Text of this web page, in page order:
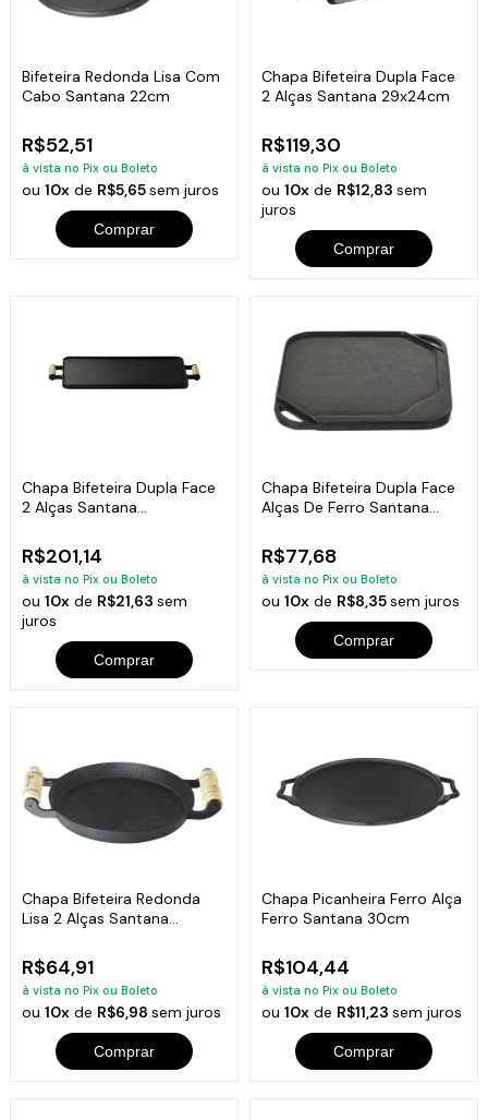
Bifeteira Redonda Lisa Com
Cabo Santana 22cm
R$52,51
à vista no Pix ou Boleto
ou10x de R$5,65sem juros
Comprar
Chapa Bifeteira Dupla Face
2 Alças Santana 29x24cm
R$119,30
à vista no Pix ou Boleto
ou 10xde R$12,83 sem
juros
Comprar
Chapa Bifeteira Dupla Face
2 Alças Santana
R$201,14
à vista no Pix ou Boleto
ou10x de R$21,63sem
juros
Comprar
Chapa Bifeteira Dupla Face
Alças De Ferro Santana
R$77,68
à vista no Pix ou Boleto
ou 10xde R$8,35sem juros
Comprar
Chapa Bifeteira Redonda
Lisa 2 Alças Santana
R$64,91
à vista no Pix ou Boleto
ou10x de R$6,98sem juros
Comprar
Chapa Picanheira Ferro Alça
Ferro Santana 30cm
R$104,44
à vista no Pix ou Boleto
ou 10xde R$11,23 sem juros
Comprar